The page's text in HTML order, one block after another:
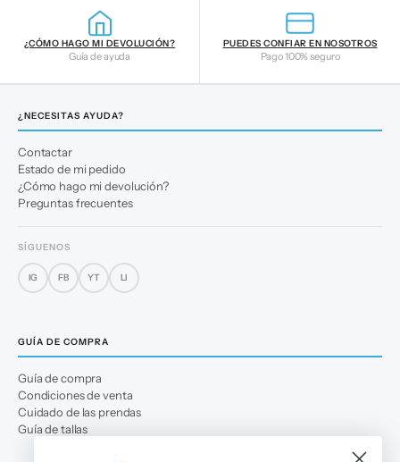
¿CÓMO HAGO MI DEVOLUCIÓN?
Guía de ayuda
PUEDES CONFIAR EN NOSOTROS
Pago 100% seguro
¿NECESITAS AYUDA?
Contactar
Estado de mi pedido
¿Cómo hago mi devolución?
Preguntas frecuentes
SÍGUENOS
IG FB YT LI
GUÍA DE COMPRA
Guía de compra
Condiciones de venta
Cuidado de las prendas
Guía de tallas